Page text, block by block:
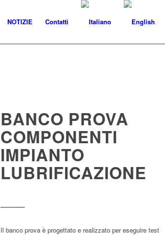
NOTIZIE Contatti
BANCO PROVA
COMPONENTI
IMPIANTO
LUBRIFICAZIONE
Il banco prova è progettato e realizzato per eseguire test